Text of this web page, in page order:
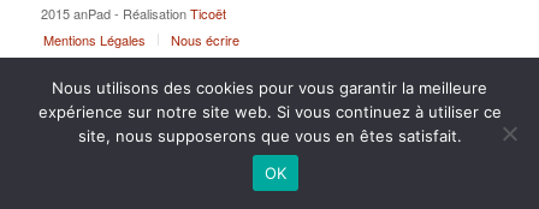
2015 anPad - RéalisationTicoët
Mentions Légales
Nous écrire
Nous utilisons des cookies pour vous garantir la meilleure
expérience sur notre site web. Si vous continuez à utiliser ce
site, nous supposerons que vous en êtes satisfait.
OK